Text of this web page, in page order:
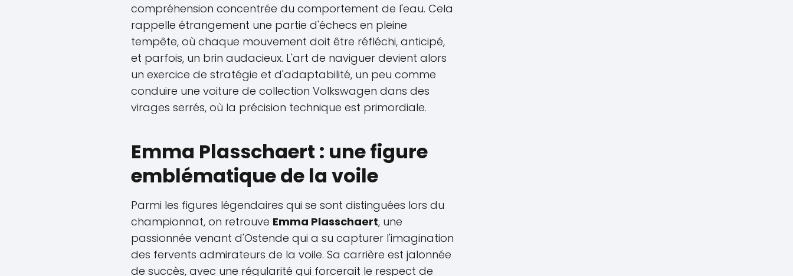
compréhension concentrée du comportement de l'eau. Cela
rappelle étrangement une partie d'échecs en pleine
tempête, où chaque mouvement doit être réfléchi, anticipé,
et parfois, un brin audacieux. L'art de naviguer devient alors
un exercice de stratégie et d'adaptabilité, un peu comme
conduire une voiture de collection Volkswagen dans des
virages serrés, où la précision technique est primordiale.
Emma Plasschaert : une figure
emblématique de la voile
Parmi les figures légendaires qui se sont distinguées lors du
championnat, on retrouve Emma Plasschaert, une
passionnée venant d'Ostende qui a su capturer l'imagination
des fervents admirateurs de la voile. Sa carrière est jalonnée
de succès, avec une régularité qui forcerait le respect de